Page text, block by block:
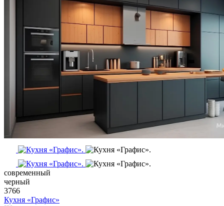
современный
черный
3766
Кухня «Графис»